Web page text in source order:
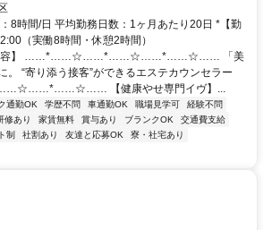
8時間/日 平均勤務日数：1ヶ月あたり20日 *【勤
（実働8時間・休憩2時間）
内容】 ……*……☆……*……☆……*……☆…… 「美
。 “寄り添う接客”ができるエステカウンセラー
【健康やせ専門イヴ】...
通勤OK 学歴不問 車通勤OK 職場見学可
経験不問
修あり 家賃無料 賞与あり ブランクOK
交通費支給
制 社割あり 友達と応募OK
寮・社宅あり